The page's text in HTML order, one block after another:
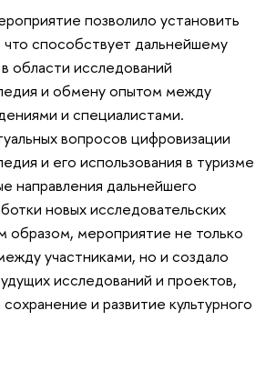
позволило установить
способствует дальнейшему
области исследований
и обмену опытом между
и специалистами.
вопросов цифровизации
и его использования в туризме
направления дальнейшего
новых исследовательских
образом, мероприятие не только
участниками, но и создало
исследований и проектов,
и развитие культурного